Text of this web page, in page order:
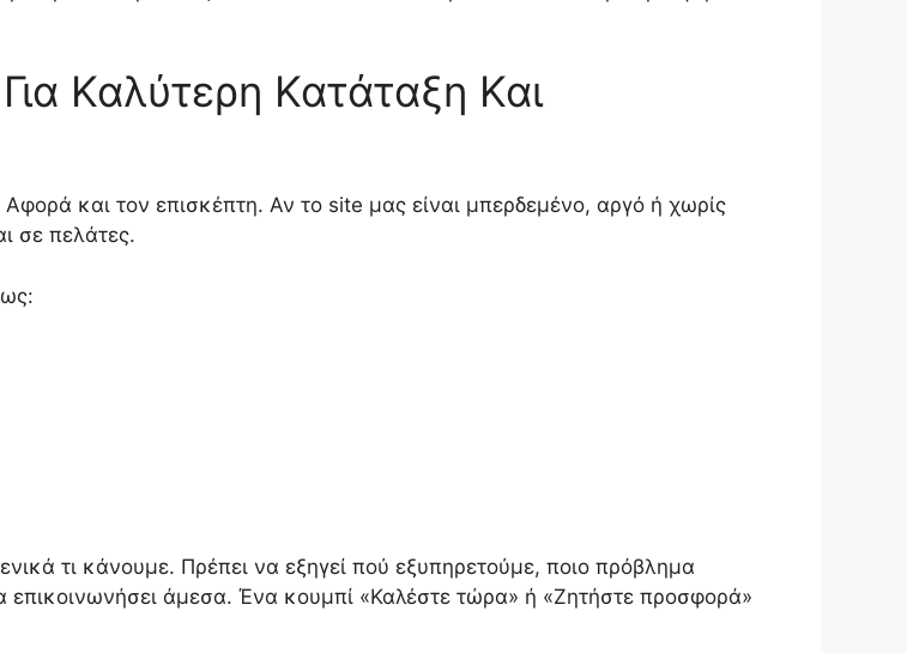
Καλύτερη Κατάταξη Και
και τον επισκέπτη. Αν το site μας είναι μπερδεμένο, αργό ή χωρίς
σε πελάτες.
τι κάνουμε. Πρέπει να εξηγεί πού εξυπηρετούμε, ποιο πρόβλημα
επικοινωνήσει άμεσα. Ένα κουμπί «Καλέστε τώρα» ή «Ζητήστε προσφορά»